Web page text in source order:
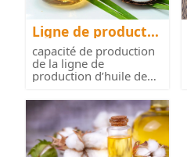
Ligne de productio
n d'huile de coco
capacité de production
de la ligne de
production d’huile de